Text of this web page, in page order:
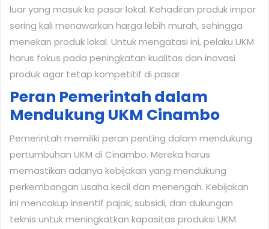
luar yang masuk ke pasar lokal. Kehadiran produk impor
sering kali menawarkan harga lebih murah, sehingga
menekan produk lokal. Untuk mengatasi ini, pelaku UKM
harus fokus pada peningkatan kualitas dan inovasi
produk agar tetap kompetitif di pasar.
Peran Pemerintah dalam
Mendukung UKM Cinambo
Pemerintah memiliki peran penting dalam mendukung
pertumbuhan UKM di Cinambo. Mereka harus
memastikan adanya kebijakan yang mendukung
perkembangan usaha kecil dan menengah. Kebijakan
ini mencakup insentif pajak, subsidi, dan dukungan
teknis untuk meningkatkan kapasitas produksi UKM.